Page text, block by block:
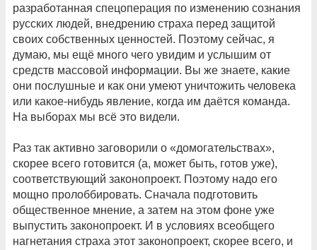
разработанная спецоперация по изменению сознания
русских людей, внедрению страха перед защитой
своих собственных ценностей. Поэтому сейчас, я
думаю, мы ещё много чего увидим и услышим от
средств массовой информации. Вы же знаете, какие
они послушные и как они умеют уничтожить человека
или какое-нибудь явление, когда им даётся команда.
На выборах мы всё это видели.
Раз так активно заговорили о «домогательствах»,
скорее всего готовится (а, может быть, готов уже),
соответствующий законопроект. Поэтому надо его
мощно пролоббировать. Сначала подготовить
общественное мнение, а затем на этом фоне уже
выпустить законопроект. И в условиях всеобщего
нагнетания страха этот законопроект, скорее всего, и